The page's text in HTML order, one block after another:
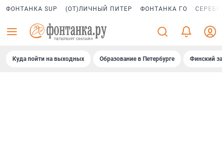
ФОНТАНКА SUP (ОТ)ЛИЧНЫЙ ПИТЕР ФОНТАНКА ГО
Куда пойти на выходных Образование в Петербурге Финский